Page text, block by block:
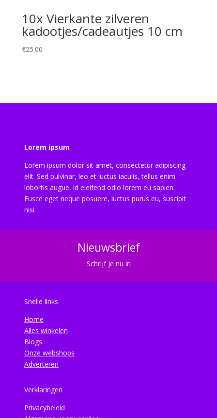
10x Vierkante zilveren
kadootjes/cadeautjes 10 cm
€25.00
Lorem ipsum
Lorem ipsum dolor sit amet, consectetur adipiscing
elit. Sed pulvinar, leo et luctus iaculis, tellus enim
lobortis augue, id eleifend odio lorem eu sapien.
Fusce eget neque posuere, luctus purus eu, suscipit
nisi.
Nieuwsbrief
Schrijf je nu in
Snelle links
Home
Alles winkelen
Blogs
Onze webshops
Adverteren
Verklaringen
Privacybeleid